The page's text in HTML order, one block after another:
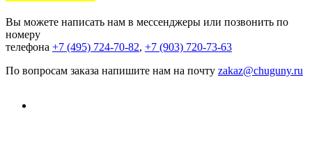
Вы можете написать нам в мессенджеры или позвонить по
номеру
телефона +7 (495) 724-70-82, +7 (903) 720-73-63
По вопросам заказа напишите нам на почту zakaz@chuguny.ru